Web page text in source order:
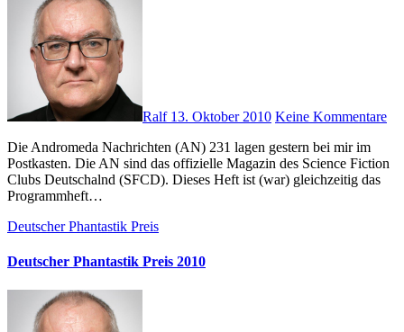
Ralf 13. Oktober 2010 Keine Kommentare
Die Andromeda Nachrichten (AN) 231 lagen gestern bei mir im
Postkasten. Die AN sind das offizielle Magazin des Science Fiction
Clubs Deutschalnd (SFCD). Dieses Heft ist (war) gleichzeitig das
Programmheft…
Deutscher Phantastik Preis
Deutscher Phantastik Preis 2010